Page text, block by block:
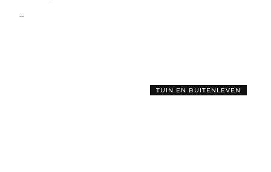
...
TUIN EN BUITENLEVEN